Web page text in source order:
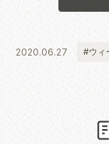
2020.06.27 #ウィ